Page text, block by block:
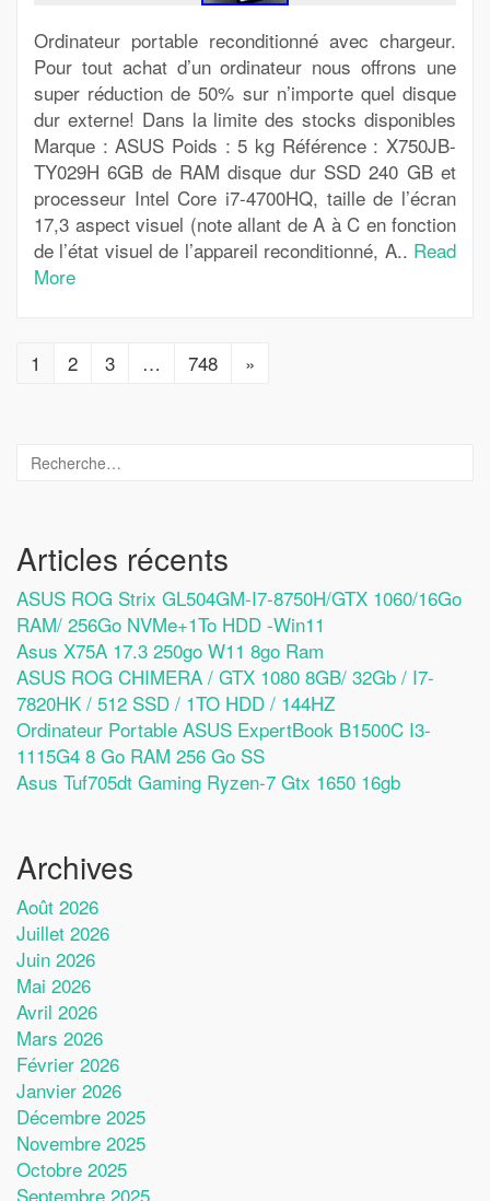
Ordinateur portable reconditionné avec chargeur.
Pour tout achat d’un ordinateur nous offrons une
super réduction de 50% sur n’importe quel disque
dur externe! Dans la limite des stocks disponibles
Marque : ASUS Poids : 5 kg Référence : X750JB-
TY029H 6GB de RAM disque dur SSD 240 GB et
processeur Intel Core i7-4700HQ, taille de l’écran
17,3 aspect visuel (note allant de A à C en fonction
de l’état visuel de l’appareil reconditionné, A.. Read
More
1 2 3 … 748 »
Articles récents
ASUS ROG Strix GL504GM-I7-8750H/GTX 1060/16Go
RAM/ 256Go NVMe+1To HDD -Win11
Asus X75A 17.3 250go W11 8go Ram
ASUS ROG CHIMERA / GTX 1080 8GB/ 32Gb / I7-
7820HK / 512 SSD / 1TO HDD / 144HZ
Ordinateur Portable ASUS ExpertBook B1500C I3-
1115G4 8 Go RAM 256 Go SS
Asus Tuf705dt Gaming Ryzen-7 Gtx 1650 16gb
Archives
Août 2026
Juillet 2026
Juin 2026
Mai 2026
Avril 2026
Mars 2026
Février 2026
Janvier 2026
Décembre 2025
Novembre 2025
Octobre 2025
Septembre 2025